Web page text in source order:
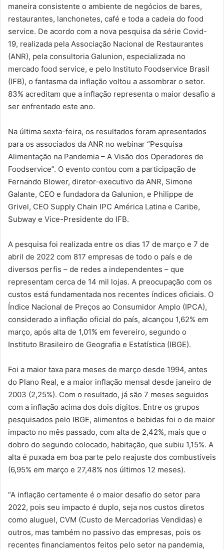
maneira consistente o ambiente de negócios de bares,
restaurantes, lanchonetes, café e toda a cadeia do food
service. De acordo com a nova pesquisa da série Covid-
19, realizada pela Associação Nacional de Restaurantes
(ANR), pela consultoria Galunion, especializada no
mercado food service, e pelo Instituto Foodservice Brasil
(IFB), o fantasma da inflação voltou a assombrar o setor.
83% acreditam que a inflação representa o maior desafio a
ser enfrentado este ano.
Na última sexta-feira, os resultados foram apresentados
para os associados da ANR no webinar “Pesquisa
Alimentação na Pandemia – A Visão dos Operadores de
Foodservice”. O evento contou com a participação de
Fernando Blower, diretor-executivo da ANR, Simone
Galante, CEO e fundadora da Galunion, e Philippe de
Grivel, CEO Supply Chain IPC América Latina e Caribe,
Subway e Vice-Presidente do IFB.
A pesquisa foi realizada entre os dias 17 de março e 7 de
abril de 2022 com 817 empresas de todo o país e de
diversos perfis – de redes a independentes – que
representam cerca de 14 mil lojas. A preocupação com os
custos está fundamentada nos recentes índices oficiais. O
Índice Nacional de Preços ao Consumidor Amplo (IPCA),
considerado a inflação oficial do país, alcançou 1,62% em
março, após alta de 1,01% em fevereiro, segundo o
Instituto Brasileiro de Geografia e Estatística (IBGE).
Foi a maior taxa para meses de março desde 1994, antes
do Plano Real, e a maior inflação mensal desde janeiro de
2003 (2,25%). Com o resultado, já são 7 meses seguidos
com a inflação acima dos dois dígitos. Entre os grupos
pesquisados pelo IBGE, alimentos e bebidas foi o de maior
impacto no mês passado, com alta de 2,42%, mais que o
dobro do segundo colocado, habitação, que subiu 1,15%. A
alta é puxada em boa parte pelo reajuste dos combustíveis
(6,95% em março e 27,48% nos últimos 12 meses).
“A inflação certamente é o maior desafio do setor para
2022, pois seu impacto é duplo, seja nos custos diretos
como aluguel, CVM (Custo de Mercadorias Vendidas) e
outros, mas também no passivo das empresas, pois os
recentes financiamentos feitos pelo setor na pandemia,